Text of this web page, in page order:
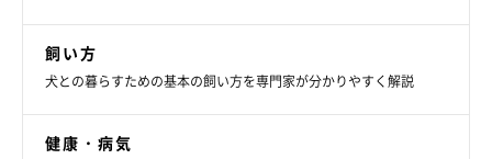
飼い方
犬との暮らすための基本の飼い方を専門家が分かりやすく解説
健康・病気